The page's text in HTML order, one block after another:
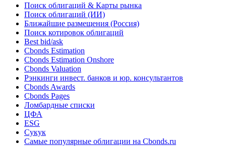
Поиск облигаций & Карты рынка
Поиск облигаций (ИИ)
Ближайшие размещения (Россия)
Поиск котировок облигаций
Best bid/ask
Cbonds Estimation
Cbonds Estimation Onshore
Cbonds Valuation
Рэнкинги инвест. банков и юр. консультантов
Cbonds Awards
Cbonds Pages
Ломбардные списки
ЦФА
ESG
Сукук
Самые популярные облигации на Cbonds.ru